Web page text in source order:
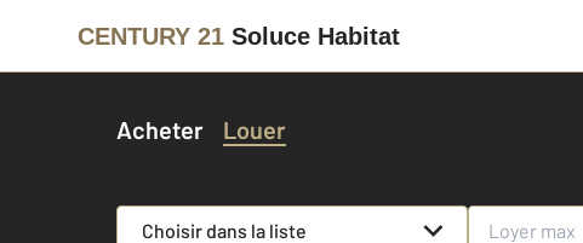
CENTURY 21 Soluce Habitat
Acheter Louer
Choisir dans la liste